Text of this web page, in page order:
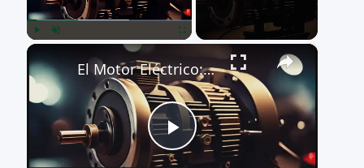
×
Play
El Motor Eléctrico: Revolución en la Ingeniería